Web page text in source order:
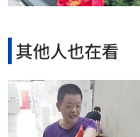
其他人也在看